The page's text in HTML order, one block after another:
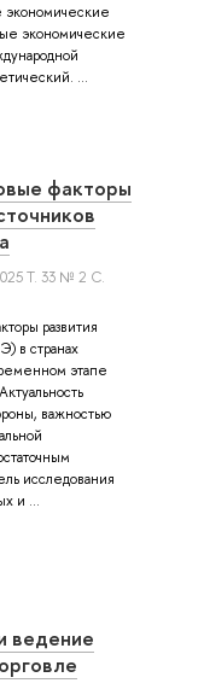
экономические
экономические
...
факторы
Т. 33 № 2 С.
развития
в странах
этапе
важностью
исследования
и ...
ведение